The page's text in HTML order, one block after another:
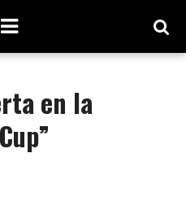
en la